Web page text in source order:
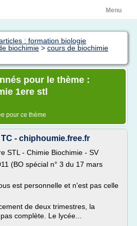
Menu
: formation biologie
biochimie > cours de biochimie
pour le thème :
1ere stl
pour ce thème
- chiphoumie.free.fr
STL - Chimie Biochimie - SV
(BO spécial n° 3 du 17 mars
est personnelle et n'est pas celle
de deux trimestres, la
complète. Le lycée...